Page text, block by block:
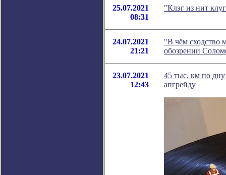
25.07.2021
08:31
"Клэг из нит
24.07.2021
21:21
"В чём сходство
обозрении
23.07.2021
12:43
45 тыс. км по дну
апгрейду